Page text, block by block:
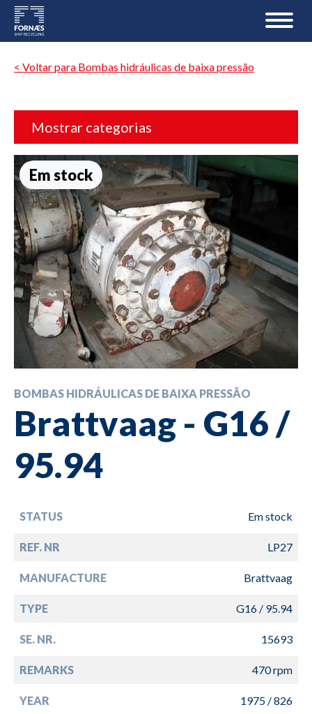
< Voltar para Bombas hidráulicas de baixa pressão
Mostrar categorias
Em stock
BOMBAS HIDRÁULICAS DE BAIXA PRESSÃO
Brattvaag - G16 /
95.94
STATUS Em stock
REF. NR LP27
MANUFACTURE Brattvaag
TYPE G16 / 95.94
SE. NR. 15693
REMARKS 470 rpm
YEAR 1975 / 826